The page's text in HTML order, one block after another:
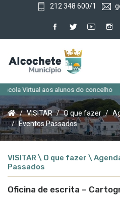
212 348 600/1
Virtual aos alunos do concelho |
VISITAR O que fazer
Eventos Passados
VISITAR \ O que fazer \
Passados
Oficina de escrita –